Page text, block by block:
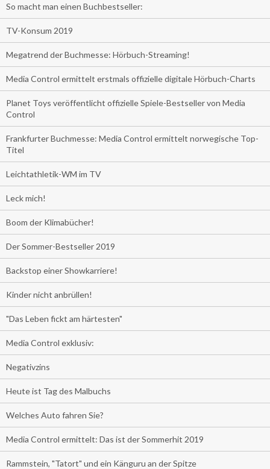
So macht man einen Buchbestseller:
TV-Konsum 2019
Megatrend der Buchmesse: Hörbuch-Streaming!
Media Control ermittelt erstmals offizielle digitale Hörbuch-Charts
Planet Toys veröffentlicht offizielle Spiele-Bestseller von Media
Control
Frankfurter Buchmesse: Media Control ermittelt norwegische Top-
Titel
Leichtathletik-WM im TV
Leck mich!
Boom der Klimabücher!
Der Sommer-Bestseller 2019
Backstop einer Showkarriere!
Kinder nicht anbrüllen!
"Das Leben fickt am härtesten"
Media Control exklusiv:
Negativzins
Heute ist Tag des Malbuchs
Welches Auto fahren Sie?
Media Control ermittelt: Das ist der Sommerhit 2019
Rammstein, "Tatort" und ein Känguru an der Spitze